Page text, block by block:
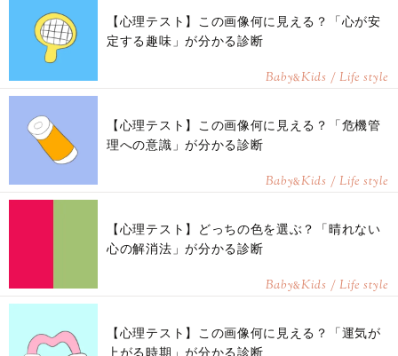
【心理テスト】この画像何に見える？「心が安
定する趣味」が分かる診断
Baby&Kids / Life style
【心理テスト】この画像何に見える？「危機管
理への意識」が分かる診断
Baby&Kids / Life style
【心理テスト】どっちの色を選ぶ？「晴れない
心の解消法」が分かる診断
Baby&Kids / Life style
【心理テスト】この画像何に見える？「運気が
上がる時期」が分かる診断